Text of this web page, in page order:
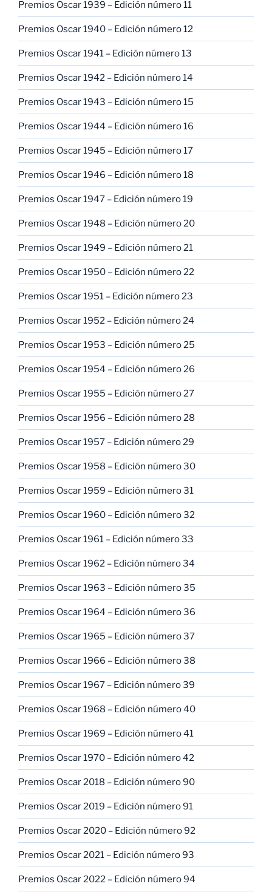
Premios Oscar 1939 – Edición número 11
Premios Oscar 1940 – Edición número 12
Premios Oscar 1941 – Edición número 13
Premios Oscar 1942 – Edición número 14
Premios Oscar 1943 – Edición número 15
Premios Oscar 1944 – Edición número 16
Premios Oscar 1945 – Edición número 17
Premios Oscar 1946 – Edición número 18
Premios Oscar 1947 – Edición número 19
Premios Oscar 1948 – Edición número 20
Premios Oscar 1949 – Edición número 21
Premios Oscar 1950 – Edición número 22
Premios Oscar 1951 – Edición número 23
Premios Oscar 1952 – Edición número 24
Premios Oscar 1953 – Edición número 25
Premios Oscar 1954 – Edición número 26
Premios Oscar 1955 – Edición número 27
Premios Oscar 1956 – Edición número 28
Premios Oscar 1957 – Edición número 29
Premios Oscar 1958 – Edición número 30
Premios Oscar 1959 – Edición número 31
Premios Oscar 1960 – Edición número 32
Premios Oscar 1961 – Edición número 33
Premios Oscar 1962 – Edición número 34
Premios Oscar 1963 – Edición número 35
Premios Oscar 1964 – Edición número 36
Premios Oscar 1965 – Edición número 37
Premios Oscar 1966 – Edición número 38
Premios Oscar 1967 – Edición número 39
Premios Oscar 1968 – Edición número 40
Premios Oscar 1969 – Edición número 41
Premios Oscar 1970 – Edición número 42
Premios Oscar 2018 – Edición número 90
Premios Oscar 2019 – Edición número 91
Premios Oscar 2020 – Edición número 92
Premios Oscar 2021 – Edición número 93
Premios Oscar 2022 – Edición número 94